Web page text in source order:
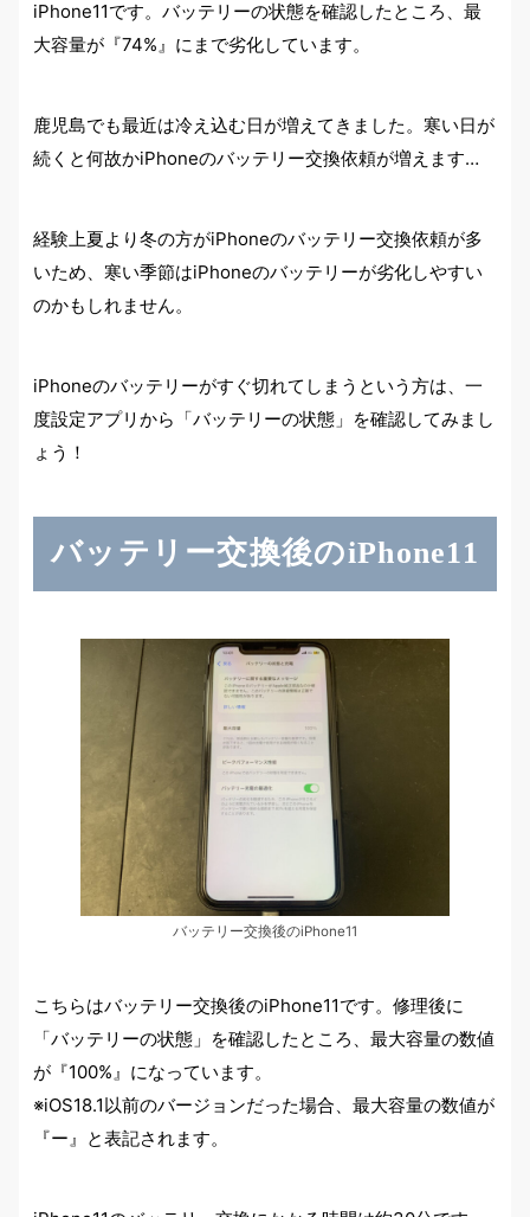
iPhone11です。バッテリーの状態を確認したところ、最
大容量が『74%』にまで劣化しています。
鹿児島でも最近は冷え込む日が増えてきました。寒い日が
続くと何故かiPhoneのバッテリー交換依頼が増えます…
経験上夏より冬の方がiPhoneのバッテリー交換依頼が多
いため、寒い季節はiPhoneのバッテリーが劣化しやすい
のかもしれません。
iPhoneのバッテリーがすぐ切れてしまうという方は、一
度設定アプリから「バッテリーの状態」を確認してみまし
ょう！
バッテリー交換後のiPhone11
バッテリー交換後のiPhone11
こちらはバッテリー交換後のiPhone11です。修理後に
「バッテリーの状態」を確認したところ、最大容量の数値
が『100%』になっています。
※iOS18.1以前のバージョンだった場合、最大容量の数値が
『ー』と表記されます。